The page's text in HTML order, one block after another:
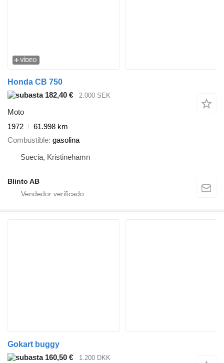
VÍDEO
Honda CB 750
182,40 €
2.000 SEK
Moto
1972
61.998 km
Combustible gasolina
Suecia, Kristinehamn
Blinto AB
Gokart buggy
160,50 €
1.200 DKK